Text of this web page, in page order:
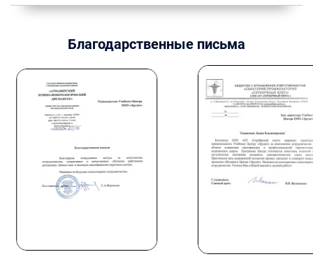
Благодарственные письма